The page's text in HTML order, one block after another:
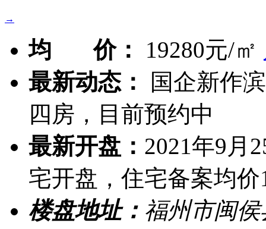
→
均 价： 19280元/㎡
最新动态：
国企新作
四房，目前预约中
最新开盘： 2021年9月
宅开盘，住宅备案均价
楼盘地址： 福州市闽